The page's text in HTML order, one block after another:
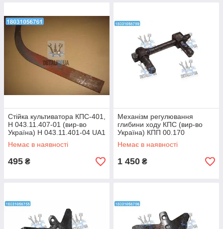
Стійка культиватора КПС-401,
Н 043.11.407-01 (вир-во
Україна) Н 043.11.401-04 UA1
Немає в наявності
495 ₴
Механізм регулювання
глибини ходу КПС (вир-во
Україна) КПП 00.170
Немає в наявності
1 450 ₴